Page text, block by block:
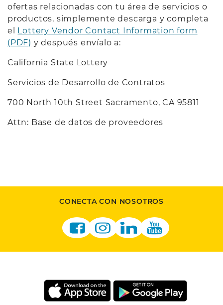
ofertas relacionadas con tu área de servicios o
productos, simplemente descarga y completa
el Lottery Vendor Contact Information form
(PDF) y después envíalo a:
California State Lottery
Servicios de Desarrollo de Contratos
700 North 10th Street Sacramento, CA 95811
Attn: Base de datos de proveedores
CONECTA CON NOSOTROS